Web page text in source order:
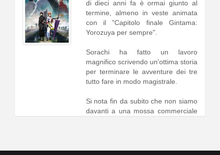
di dieci anni fa è ormai giunto al
termine, almeno in veste animata
con il "Capitolo finale Gintama:
Yorozuya per sempre".
Sorachi ha fatto un lavoro
magnifico scrivendo un'ottima storia
per terminare le avventure dei tre
tutto fare in modo magistrale.
Si nota fin da subito che non siamo
davanti a una mossa commerciale